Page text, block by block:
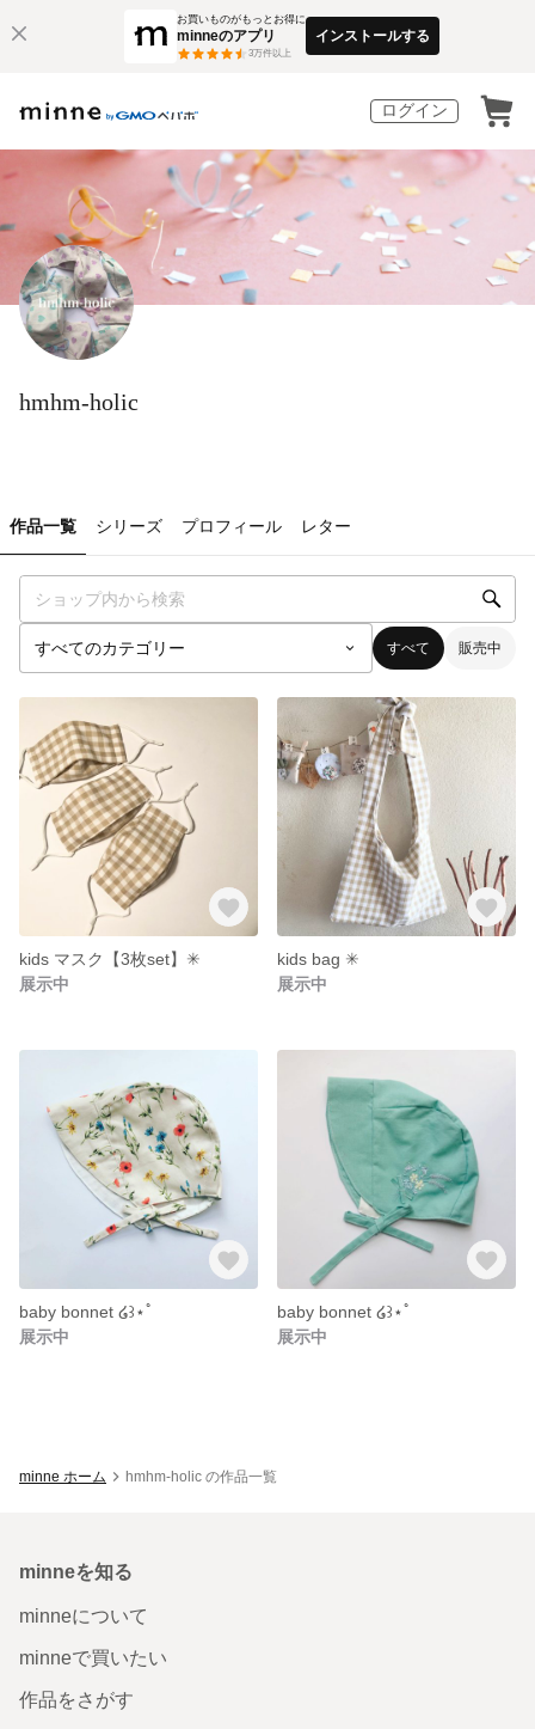
お買いものがもっとお得に
minneのアプリ
3万件以上
インストールする
ログイン
hmhm-holic
作品一覧 シリーズ プロフィール レター
すべて 販売中
kids マスク【3枚set】✳︎
展示中
kids bag ✳︎
展示中
baby bonnet ໒꒱⋆ﾟ
展示中
baby bonnet ໒꒱⋆ﾟ
展示中
minne ホーム hmhm-holic の作品一覧
minneを知る
minneについて
minneで買いたい
作品をさがす